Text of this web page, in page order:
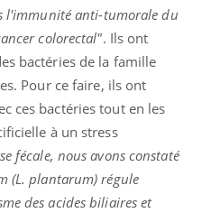
l'immunité anti-tumorale du
colorectal". Ils ont
bactéries de la famille
Pour ce faire, ils ont
ces bactéries tout en les
à un stress
fécale, nous avons constaté
(L. plantarum) régule
des acides biliaires et